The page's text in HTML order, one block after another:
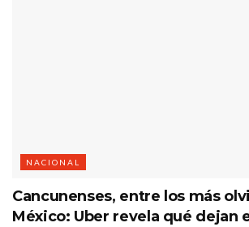
NACIONAL
Cancunenses, entre los más
México: Uber revela qué dejan